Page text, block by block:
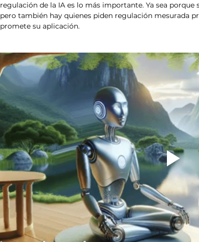
regulación de la IA es lo más importante. Ya sea porque
pero también hay quienes piden regulación mesurada
promete su aplicación.